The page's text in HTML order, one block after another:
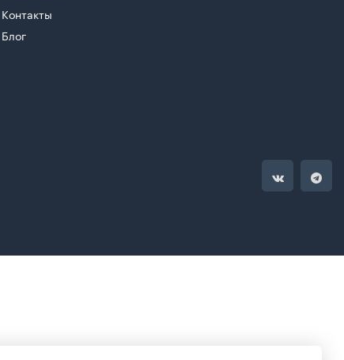
Контакты
Блог